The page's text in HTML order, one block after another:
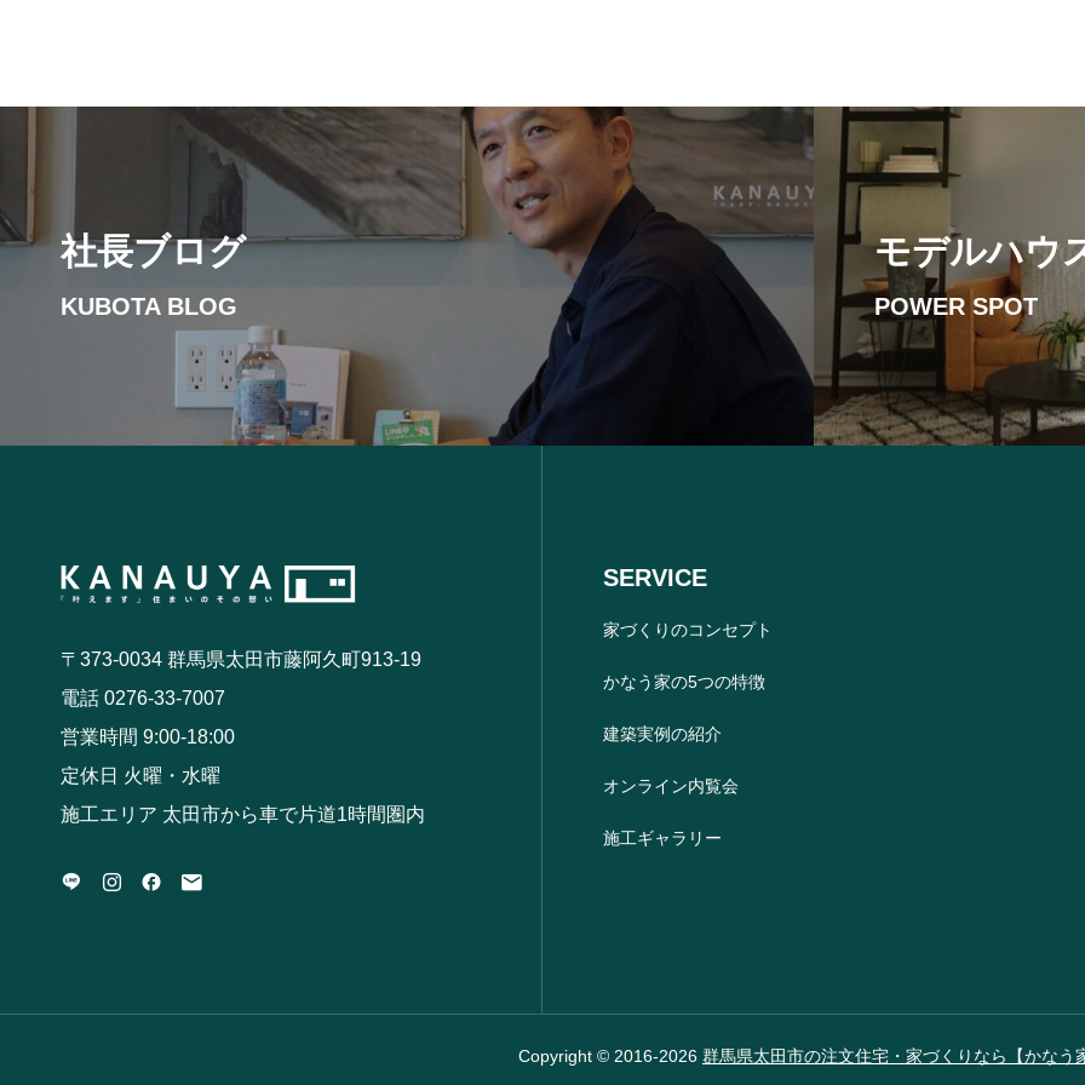
社長ブログ
KUBOTA BLOG
モデルハウ
POWER SPOT
〒373-0034 群馬県太田市藤阿久町913-19
電話 0276-33-7007
営業時間 9:00-18:00
定休日 火曜・水曜
施工エリア 太田市から車で片道1時間圏内
SERVICE
家づくりのコンセプト
かなう家の5つの特徴
建築実例の紹介
オンライン内覧会
施工ギャラリー
Copyright © 2016-2026 群馬県太田市の注文住宅・家づくりなら【かなう